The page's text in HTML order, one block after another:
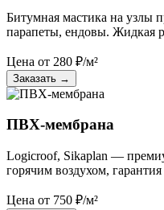
Битумная мастика на узлы
парапеты, ендовы. Жидкая
Цена от 280 ₽/м²
Заказать →
ПВХ-мембрана
Logicroof, Sikaplan —
горячим воздухом, гарантия
Цена от 750 ₽/м²